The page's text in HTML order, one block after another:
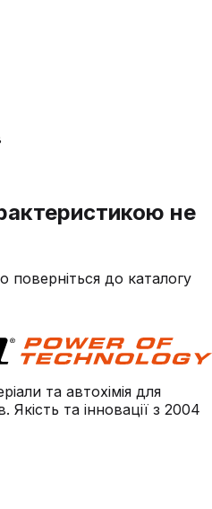
не
поверніться до каталогу
та автохімія для
Якість та інновації з 2004